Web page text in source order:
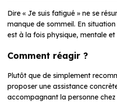
Dire « Je suis fatigué » ne se
manque de sommeil. En
est à la fois physique, mentale et
Comment réagir ?
Plutôt que de simplement
proposer une assistance
accompagnant la personne